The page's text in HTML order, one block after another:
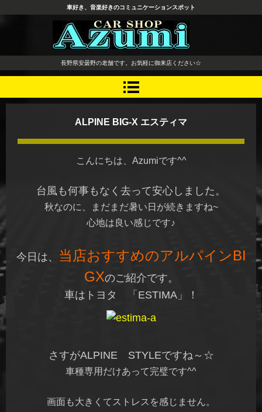
長野県 安曇野市 タイヤ ホ
イール デッドニング カーオ
ーディオ レカロシート
車好き、音楽好きのコミュニケーションスポット
長野県安曇野の老舗です。お気軽に御来店ください☆
ALPINE BIG-X エスティマ
こんにちは、Azumiです^^
台風も何事もなく去って安心しました。
秋なのに、まだまだ暑い日が続きますね~
心地は良い感じです♪
今日は、
当店おすすめのアルパインBI
GXのご紹介です。
車はトヨタ 「ESTIMA」！
さすがALPINE STYLEですね～☆
車種専用だけあって完璧です^^
画面も大きくてストレスを感じません。